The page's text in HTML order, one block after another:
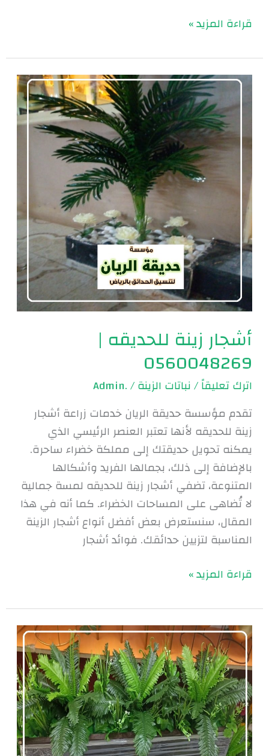
قراءة المزيد »
أشجار زينة للحديقه |
0560048269
اترك تعليقاً/نباتات الزينة/
.Admin
تقدم مؤسسة حديقة الريان خدمات زراعة أشجار
زينة للحديقه لأنها تعتبر العنصر الرئيسي الذي
يمكنه تحويل حديقتك إلى مملكة خضراء ساحرة.
بالإضافة إلى ذلك، بجمالها الفريد وأشكالها
المتنوعة، تضفي أشجار زينة للحديقه لمسة جمالية
لا تُضاهى على المساحات الخضراء. كما أنه في هذا
المقال، سنستعرض بعض أفضل أنواع أشجار الزينة
المناسبة لتزيين حدائقك. فوائد أشجار
أشجار
زينة
للحديقه
|
0560048269
قراءة المزيد »
نباتات
الزينة
الداخلية
في
الرياض
|
0560048269